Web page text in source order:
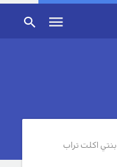
بنتي اكلت تراب